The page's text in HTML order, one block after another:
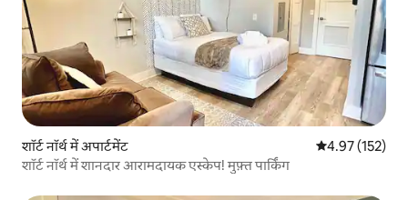
शॉर्ट नॉर्थ में अपार्टमेंट औसत रेटिंग 5 में से
4.97 (152)
शॉर्ट नॉर्थ में शानदार आरामदायक एस्केप! मुफ़्त पार्किंग